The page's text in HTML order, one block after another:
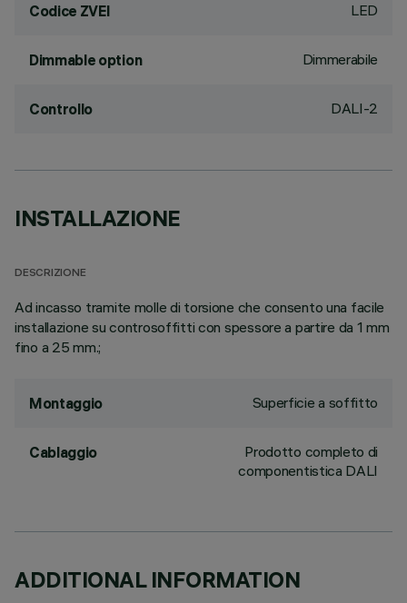
Codice ZVEI LED
Dimmable option Dimmerabile
Controllo DALI-2
INSTALLAZIONE
DESCRIZIONE
Ad incasso tramite molle di torsione che consento una facile
installazione su controsoffitti con spessore a partire da 1 mm
fino a 25 mm.;
Montaggio Superficie a soffitto
Cablaggio
Prodotto completo di
componentistica DALI
ADDITIONAL INFORMATION